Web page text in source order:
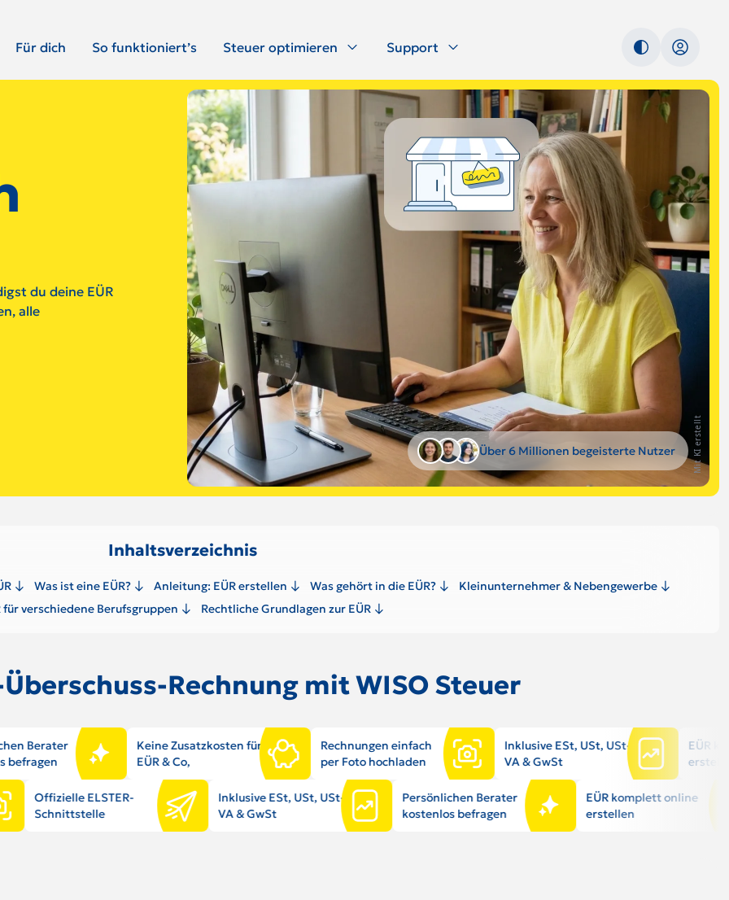
Für dich So funktioniert’s Steuer optimieren Support
du deine EÜR
alle
Über 6 Millionen begeisterte Nutzer Mit KI erstellt
Inhaltsverzeichnis
Was ist eine EÜR? Anleitung: EÜR erstellen Was gehört in die EÜR?
Kleinunternehmer & Nebengewerbe
für verschiedene Berufsgruppen
Rechtliche Grundlagen zur EÜR
Rechnung mit WISO Steuer
Berater
befragen
Keine Zusatzkosten für
EÜR & Co,
Rechnungen einfach
per Foto hochladen
Inklusive ESt, USt, USt-
VA & GwSt
EÜR
Offizielle ELSTER-
Schnittstelle
Inklusive ESt, USt, USt-
VA & GwSt
Persönlichen Berater
kostenlos befragen
EÜR komplett online
erstellen